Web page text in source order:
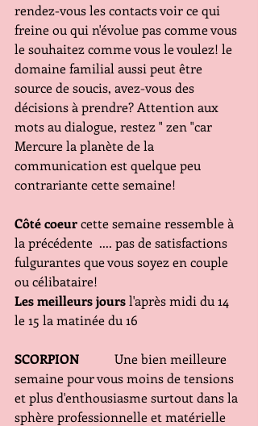
rendez-vous les contacts voir ce qui
freine ou qui n'évolue pas comme vous
le souhaitez comme vous le voulez! le
domaine familial aussi peut être
source de soucis, avez-vous des
décisions à prendre? Attention aux
mots au dialogue, restez " zen "car
Mercure la planète de la
communication est quelque peu
contrariante cette semaine!
Côté coeur cette semaine ressemble à
la précédente  .... pas de satisfactions
fulgurantes que vous soyez en couple
ou célibataire!
Les meilleurs jours l'après midi du 14
le 15 la matinée du 16
SCORPION
           Une bien meilleure
semaine pour vous moins de tensions
et plus d'enthousiasme surtout dans la
sphère professionnelle et matérielle